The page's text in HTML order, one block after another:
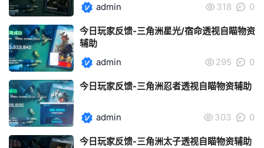
admin
318 0
今日玩家反馈-三角洲星光/宿命透视自瞄物资
辅助
admin
295 0
今日玩家反馈-三角洲忍者透视自瞄物资辅助
admin 303 0
今日玩家反馈-三角洲太子透视自瞄物资辅助